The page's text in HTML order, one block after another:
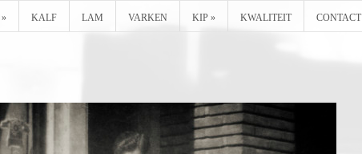
» KALF LAM VARKEN KIP » KWALITEIT CONTACT